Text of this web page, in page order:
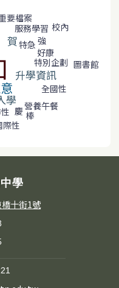
要檔案
校內
賀
服務學習
特急 強
特別企劃
好康
圖書館
升學資訊
學
全國性
慶營養午餐
際性
棒
學
十街1號